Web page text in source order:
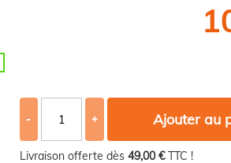
- + Ajouter au
Livraison offerte dès 49,00 €TTC !